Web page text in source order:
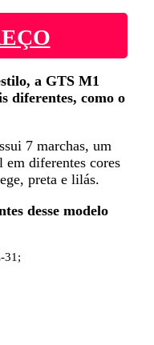
a GTS M1
diferentes, como o
7 marchas, um
diferentes cores
preta e lilás.
desse modelo
31;